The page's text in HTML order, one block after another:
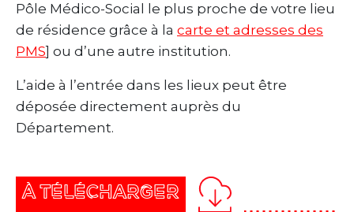
Pôle Médico-Social le plus proche de votre lieu
de résidence grâce à la carte et adresses des
PMS] ou d’une autre institution.
L’aide à l’entrée dans les lieux peut être
déposée directement auprès du
Département.
À TÉLÉCHARGER